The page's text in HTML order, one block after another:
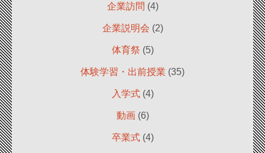
企業訪問 (4)
企業説明会 (2)
体育祭 (5)
体験学習・出前授業 (35)
入学式(4)
動画(6)
卒業式(4)